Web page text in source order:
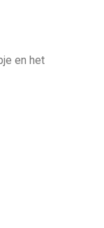
en het